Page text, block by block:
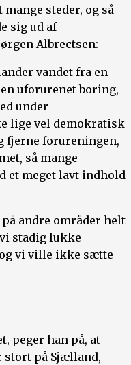
steder, og så
sig ud af
Albrectsen:
vandet fra en
uforurenet boring,
under
lige vel demokratisk
fjerne forureningen,
så mange
et meget lavt indhold
andre områder helt
stadig lukke
vi ville ikke sætte
peger han på, at
på Sjælland,